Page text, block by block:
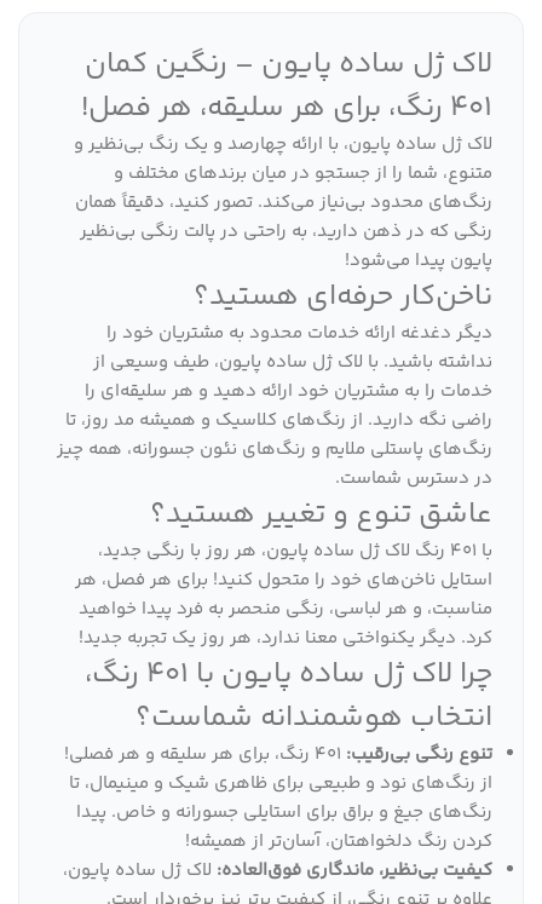
لاک ژل ساده پایون – رنگین کمان
401 رنگ، برای هر سلیقه، هر فصل!
لاک ژل ساده پایون، با ارائه چهارصد و یک رنگ بی‌نظیر و
متنوع، شما را از جستجو در میان برندهای مختلف و
رنگ‌های محدود بی‌نیاز می‌کند. تصور کنید، دقیقاً همان
رنگی که در ذهن دارید، به راحتی در پالت رنگی بی‌نظیر
پایون پیدا می‌شود!
ناخن‌کار حرفه‌ای هستید؟
دیگر دغدغه ارائه خدمات محدود به مشتریان خود را
نداشته باشید. با لاک ژل ساده پایون، طیف وسیعی از
خدمات را به مشتریان خود ارائه دهید و هر سلیقه‌ای را
راضی نگه دارید. از رنگ‌های کلاسیک و همیشه مد روز، تا
رنگ‌های پاستلی ملایم و رنگ‌های نئون جسورانه، همه چیز
در دسترس شماست.
عاشق تنوع و تغییر هستید؟
با 401 رنگ لاک ژل ساده پایون، هر روز با رنگی جدید،
استایل ناخن‌های خود را متحول کنید! برای هر فصل، هر
مناسبت، و هر لباسی، رنگی منحصر به فرد پیدا خواهید
کرد. دیگر یکنواختی معنا ندارد، هر روز یک تجربه جدید!
چرا لاک ژل ساده پایون با 401 رنگ،
انتخاب هوشمندانه شماست؟
تنوع رنگی بی‌رقیب:
401 رنگ، برای هر سلیقه و هر فصلی!
از رنگ‌های نود و طبیعی برای ظاهری شیک و مینیمال، تا
رنگ‌های جیغ و براق برای استایلی جسورانه و خاص. پیدا
کردن رنگ دلخواهتان، آسان‌تر از همیشه!
کیفیت بی‌نظیر، ماندگاری فوق‌العاده: لاک ژل ساده پایون،